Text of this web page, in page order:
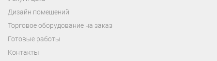
Дизайн помещений
Торговое оборудование на заказ
Готовые работы
Контакты